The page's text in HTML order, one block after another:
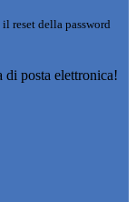
reset della password
di posta elettronica!